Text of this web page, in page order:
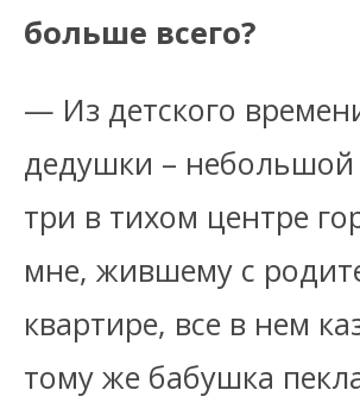
больше всего?
— Из детского
дедушки – небольшой
три в тихом центре
мне, жившему с
квартире, все в нем
тому же бабушка